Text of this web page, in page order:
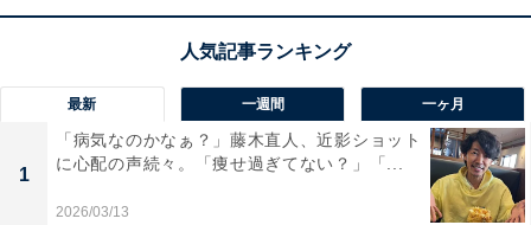
最新 一週間 一ヶ月
1
「病気なのかなぁ？」藤木直人、近影ショット
に心配の声続々。「痩せ過ぎてない？」「...
2026/03/13